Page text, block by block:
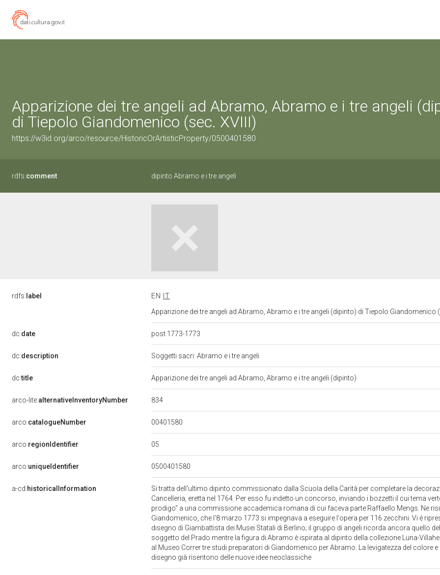
Apparizione dei tre angeli ad Abramo, Abramo e i tre angeli
di Tiepolo Giandomenico (sec. XVIII)
https://w3id.org/arco/resource/HistoricOrArtisticProperty/0500401580
rdfs:comment dipinto Abramo e i tre angeli
rdfs: label EN
IT
Apparizione dei tre angeli ad Abramo, Abramo e i tre angeli (dipinto) di Tiepolo Giandomenico
dc:date post 1773-1773
dc:description Soggetti sacri: Abramo e i tre angeli
dc:title Apparizione dei tre angeli ad Abramo, Abramo e i tre angeli (dipinto)
arco-lite:alternativeInventoryNumber 834
arco:catalogueNumber 00401580
arco:regionIdentifier 05
arco:uniqueIdentifier 0500401580
a-cd:historicalInformation
Si tratta dell'ultimo dipinto commissionato dalla Scuola della Carità per completare la
Cancelleria, eretta nel 1764. Per esso fu indetto un concorso, inviando i bozzetti il cui tema
prodigo" a una commissione accademica romana di cui faceva parte Raffaello Mengs. Ne
Giandomenico, che l'8 marzo 1773 si impegnava a eseguire l'opera per 116 zecchini. Vi è
disegno di Giambattista dei Musei Statali di Berlino; il gruppo di angeli ricorda ancora quello
soggetto del Prado mentre la figura di Abramo è ispirata al dipinto della collezione Luna-
al Museo Correr tre studi preparatori di Giandomenico per Abramo. La levigatezza del colore e
disegno già risentono delle nuove idee neoclassiche